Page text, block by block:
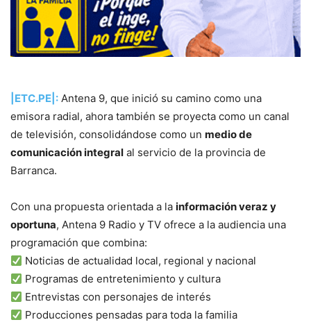
|ETC.PE|: Antena 9, que inició su camino como una
emisora radial, ahora también se proyecta como un canal
de televisión, consolidándose como un medio de
comunicación integral al servicio de la provincia de
Barranca.
Con una propuesta orientada a la información veraz y
oportuna, Antena 9 Radio y TV ofrece a la audiencia una
programación que combina:
Noticias de actualidad local, regional y nacional
Programas de entretenimiento y cultura
Entrevistas con personajes de interés
Producciones pensadas para toda la familia